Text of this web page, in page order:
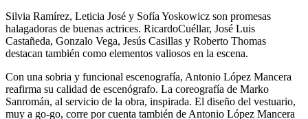
Silvia Ramírez, Leticia José y Sofía Yoskowicz son promesas
halagadoras de buenas actrices. RicardoCuéllar, José Luis
Castañeda, Gonzalo Vega, Jesús Casillas y Roberto Thomas
destacan también como elementos valiosos en la escena.
Con una sobria y funcional escenografía, Antonio López Mancera
reafirma su calidad de escenógrafo. La coreografía de Marko
Sanromán, al servicio de la obra, inspirada. El diseño del vestuario,
muy a go-go, corre por cuenta también de Antonio López Mancera